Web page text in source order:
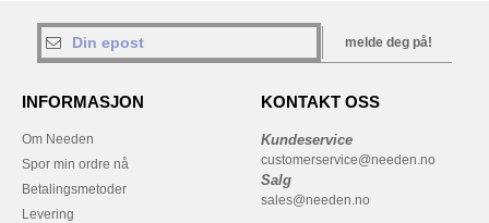
melde deg på!
INFORMASJON
Om Needen
Spor min ordre nå
Betalingsmetoder
Levering
KONTAKT OSS
Kundeservice
customerservice@needen.no
Salg
sales@needen.no